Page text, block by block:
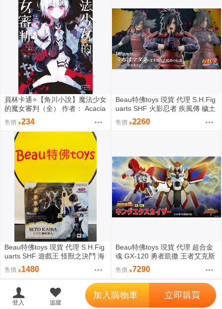
員林卡通⭐️【角川小說】魔法少女
的魔女審判（全） 作者： Acacia
(附尼采書套)
售價 234
Beau特佛toys 現貨 代理 S.H.Fig
uarts SHF 火影忍者 疾風傳 穢土
轉身 宇智波斑 0209
售價 2260
Beau特佛toys 現貨 代理 S.H.Fig
uarts SHF 遊戲王 怪獸之決鬥 海
馬瀬人 0209
售價 1480
Beau特佛toys 現貨 代理 超合金
魂 GX-120 勇者凱撒 王者艾克斯
凱撒 0209
售價 7290
登入 追蹤
加入購物車 立即購買